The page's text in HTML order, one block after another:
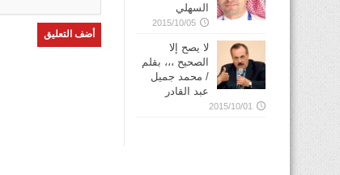
السهلي
2015/10/05
لا يصح إلا
الصحيح ،،، بقلم
/ محمد جميل
عبد القادر
2015/10/01